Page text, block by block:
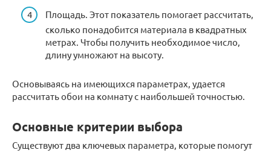
Площадь. Этот показатель помогает рассчитать,
сколько понадобится материала в квадратных
метрах. Чтобы получить необходимое число,
длину умножают на высоту.
Основываясь на имеющихся параметрах, удается
рассчитать обои на комнату с наибольшей точностью.
Основные критерии выбора
Существуют два ключевых параметра, которые помогут